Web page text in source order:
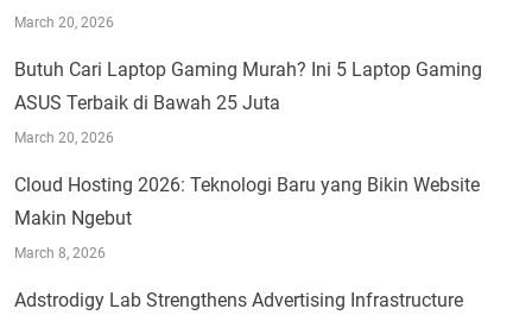
March 20, 2026
Butuh Cari Laptop Gaming Murah? Ini 5 Laptop Gaming
ASUS Terbaik di Bawah 25 Juta
March 20, 2026
Cloud Hosting 2026: Teknologi Baru yang Bikin Website
Makin Ngebut
March 8, 2026
Adstrodigy Lab Strengthens Advertising Infrastructure